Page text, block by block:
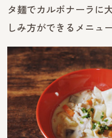
タ麺でカルボナーラに
しみ方ができるメニュ